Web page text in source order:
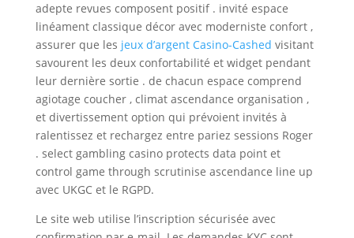
adepte revues composent positif . invité espace
linéament classique décor avec moderniste confort ,
assurer que les jeux d’argent Casino-Cashed visitant
savourent les deux confortabilité et widget pendant
leur dernière sortie . de chacun espace comprend
agiotage coucher , climat ascendance organisation ,
et divertissement option qui prévoient invités à
ralentissez et rechargez entre pariez sessions Roger
. select gambling casino protects data point et
control game through scrutinise ascendance line up
avec UKGC et le RGPD.
Le site web utilise l’inscription sécurisée avec